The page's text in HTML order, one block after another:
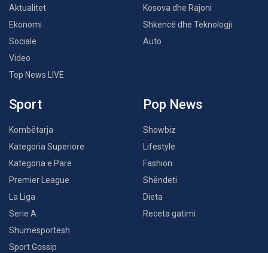
Aktualitet
Ekonomi
Sociale
Video
Top News LIVE
Kosova dhe Rajoni
Shkencë dhe Teknologji
Auto
Sport
Kombëtarja
Kategoria Superiore
Kategoria e Parë
Premier League
La Liga
Serie A
Shumësportësh
Sport Gossip
Pop News
Showbiz
Lifestyle
Fashion
Shëndeti
Dieta
Receta gatimi